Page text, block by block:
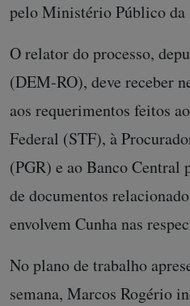
pelo Ministério Público da
O relator do processo,
(DEM-RO), deve receber
aos requerimentos feitos
Federal (STF), à
(PGR) e ao Banco
de documentos
envolvem Cunha nas
No plano de trabalho
semana, Marcos Rogério